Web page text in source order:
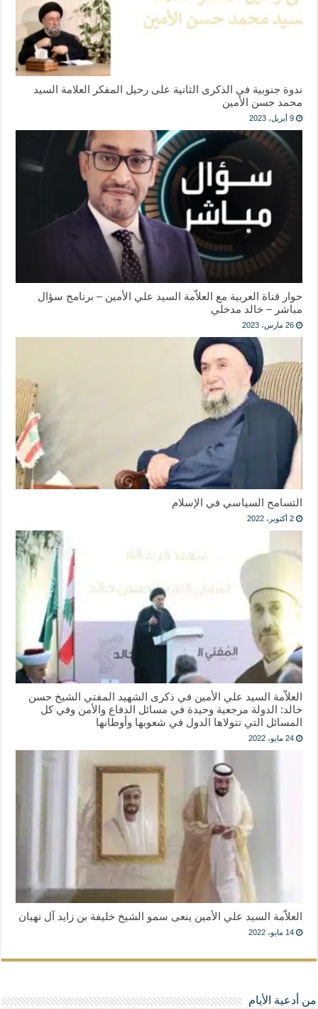
ندوة جنوبية في الذكرى الثانية على رحيل المفكر العلامة السيد
محمد حسن الأمين
9 أبريل، 2023
حوار قناة العربية مع العلاّمة السيد علي الأمين – برنامج سؤال
مباشر – خالد مدخلي
26 مارس، 2023
التسامح السياسي في الإسلام
2 أكتوبر، 2022
العلاّمة السيد علي الأمين في ذكرى الشهيد المفتي الشيخ حسن
خالد: الدولة مرجعية وحيدة في مسائل الدفاع والأمن وفي كل
المسائل التي تتولاها الدول في شعوبها وأوطانها
24 مايو، 2022
العلاّمة السيد علي الأمين ينعى سمو الشيخ خليفة بن زايد آل نهيان
14 مايو، 2022
من أدعية الأيام